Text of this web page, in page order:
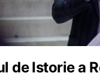
de Istorie a